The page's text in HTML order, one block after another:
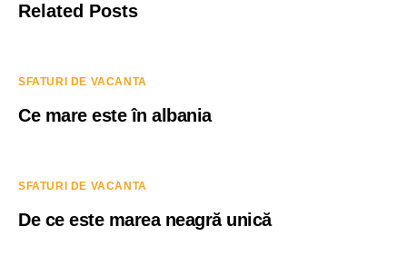
Related Posts
SFATURI DE VACANTA
Ce mare este în albania
SFATURI DE VACANTA
De ce este marea neagră unică